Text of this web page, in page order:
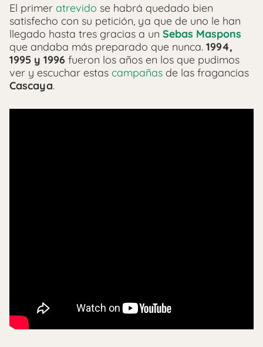
El primer atrevido se habrá quedado bien
satisfecho con su petición, ya que de uno le han
llegado hasta tres gracias a un Sebas Maspons
que andaba más preparado que nunca. 1994,
1995 y 1996 fueron los años en los que pudimos
ver y escuchar estas campañas de las fragancias
Cascaya.